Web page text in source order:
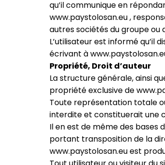
qu’il communique en
www.paystolosan.eu ,
autres sociétés du groupe ou
L’utilisateur est informé qu’il
écrivant à
Propriété, Droit d’auteur
La structure générale, ainsi
propriété exclusive de
Toute représentation totale
interdite et constituerait une
Il en est de même des bases
portant transposition de la
www.paystolosan.eu est